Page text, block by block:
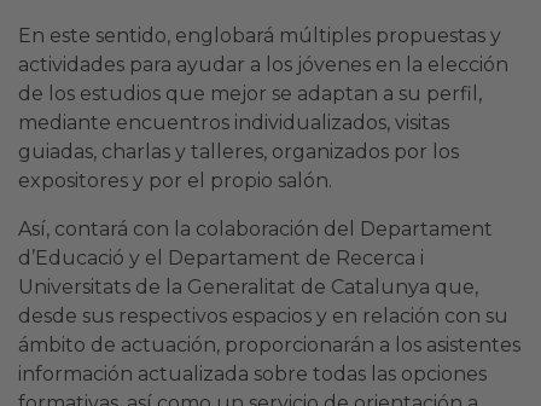
En este sentido, englobará múltiples propuestas y
actividades para ayudar a los jóvenes en la elección
de los estudios que mejor se adaptan a su perfil,
mediante encuentros individualizados, visitas
guiadas, charlas y talleres, organizados por los
expositores y por el propio salón.
Así, contará con la colaboración del Departament
d’Educació y el Departament de Recerca i
Universitats de la Generalitat de Catalunya que,
desde sus respectivos espacios y en relación con su
ámbito de actuación, proporcionarán a los asistentes
información actualizada sobre todas las opciones